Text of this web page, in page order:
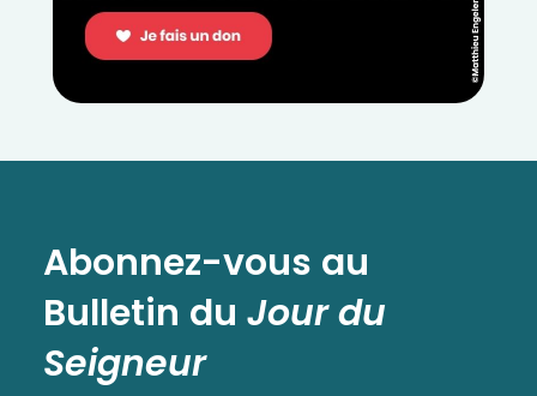
Abonnez-vous au
Bulletin du Jour du
Seigneur